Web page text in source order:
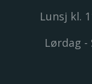
Lunsj kl.
Lørdag